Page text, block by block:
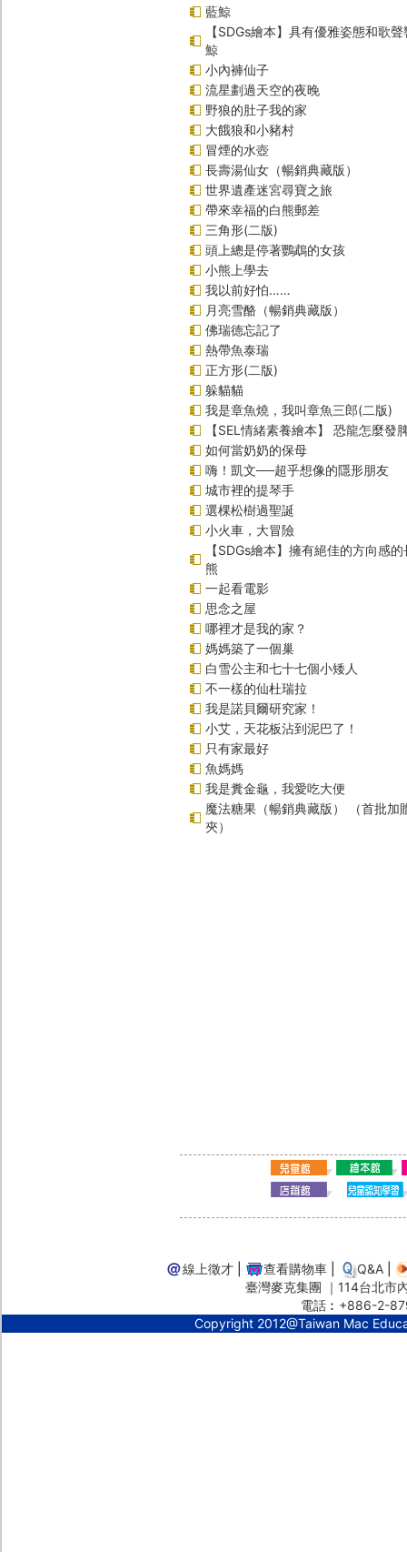
藍鯨
【SDGs繪本】具有優雅姿態和歌
鯨
小內褲仙子
流星劃過天空的夜晚
野狼的肚子我的家
大餓狼和小豬村
冒煙的水壺
長壽湯仙女（暢銷典藏版）
世界遺產迷宮尋寶之旅
帶來幸福的白熊郵差
三角形(二版)
頭上總是停著鸚鵡的女孩
小熊上學去
我以前好怕……
月亮雪酪（暢銷典藏版）
佛瑞德忘記了
熱帶魚泰瑞
正方形(二版)
躲貓貓
我是章魚燒，我叫章魚三郎(二版)
【SEL情緒素養繪本】 恐龍怎麼發
如何當奶奶的保母
嗨！凱文──超乎想像的隱形朋友
城市裡的提琴手
選棵松樹過聖誕
小火車，大冒險
【SDGs繪本】擁有絕佳的方向感
熊
一起看電影
思念之屋
哪裡才是我的家？
媽媽築了一個巢
白雪公主和七十七個小矮人
不一樣的仙杜瑞拉
我是諾貝爾研究家！
小艾，天花板沾到泥巴了！
只有家最好
魚媽媽
我是糞金龜，我愛吃大便
魔法糖果（暢銷典藏版） （首批加
夾）
線上徵才 查看購物車 Q&A
臺灣麥克集團 ｜114台北
電話︰+886-2-
Copyright 2012@Taiwan Mac